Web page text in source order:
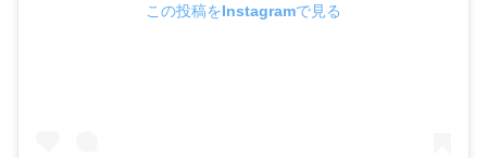
この投稿をInstagramで見る